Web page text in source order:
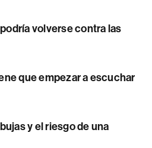
volverse contra las
que empezar a escuchar
y el riesgo de una